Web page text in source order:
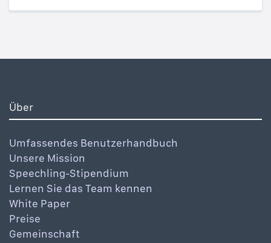
Über
Umfassendes Benutzerhandbuch
Unsere Mission
Speechling-Stipendium
Lernen Sie das Team kennen
White Paper
Preise
Gemeinschaft